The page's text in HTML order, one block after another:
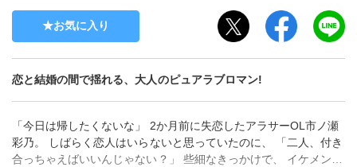
お気に入り
恋と結婚の間で揺れる、大人のピュアラブロマン!
「今日は帰したくないな」 2か月前に失恋したアラサーOL市ノ瀬
彩乃。 しばらく恋人はいらないと思っていたのに、 「二人、付き
合っちゃえばいいんじゃない？」 些細なきっかけで、 イケメンの